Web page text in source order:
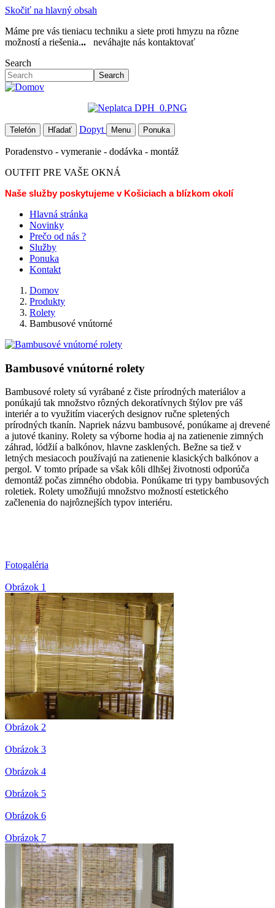
Skočiť na hlavný obsah
Máme pre vás tieniacu techniku a siete proti hmyzu na rôzne
možností a riešenia...
neváhajte nás kontaktovať
Search
Search
Telefón Hľadať Dopyt Menu Ponuka
Poradenstvo - vymeranie - dodávka - montáž
OUTFIT PRE VAŠE OKNÁ
Naše služby poskytujeme v Košiciach a blízkom okolí
Hlavná stránka
Novinky
Prečo od nás ?
Služby
Ponuka
Kontakt
Domov
Produkty
Rolety
Bambusové vnútorné
Bambusové vnútorné rolety
Bambusové rolety sú vyrábané z čiste prírodných materiálov a
ponúkajú tak množstvo rôzných dekoratívnych štýlov pre váš
interiér a to využitím viacerých designov ručne spletených
prírodných tkanín. Napriek názvu bambusové, ponúkame aj drevené
a jutové tkaniny. Rolety sa výborne hodia aj na zatienenie zimných
záhrad, lódžií a balkónov, hlavne zasklených. Bežne sa tiež v
letných mesiacoch používajú na zatienenie klasických balkónov a
pergol. V tomto prípade sa však kôli dlhšej životnosti odporúča
demontáž počas zimného obdobia. Ponúkame tri typy bambusových
roletiek. Rolety umožňujú množstvo možností estetického
začlenenia do najrôznejších typov interiéru.
Fotogaléria
Obrázok 1
Obrázok 2
Obrázok 3
Obrázok 4
Obrázok 5
Obrázok 6
Obrázok 7